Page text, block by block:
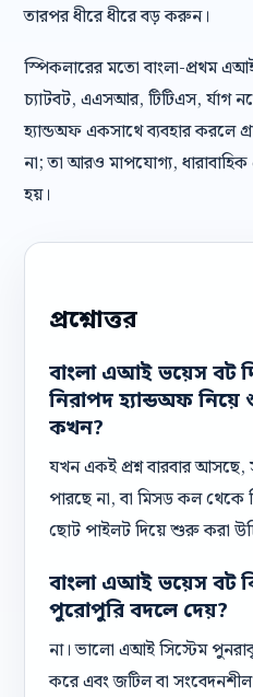
তারপর ধীরে ধীরে বড় করুন।
স্পিকলারের মতো বাংলা-প্রথম
চ্যাটবট, এএসআর, টিটিএস, র্যাগ
হ্যান্ডঅফ একসাথে ব্যবহার
না; তা আরও মাপযোগ্য, ধারাবাহিক
হয়।
প্রশ্নোত্তর
বাংলা এআই ভয়েস বট
নিরাপদ হ্যান্ডঅফ
কখন?
যখন একই প্রশ্ন বারবার আসছে,
পারছে না, বা মিসড কল থেকে
ছোট পাইলট দিয়ে শুরু করা
বাংলা এআই ভয়েস বট
পুরোপুরি বদলে দেয়?
না। ভালো এআই সিস্টেম
করে এবং জটিল বা